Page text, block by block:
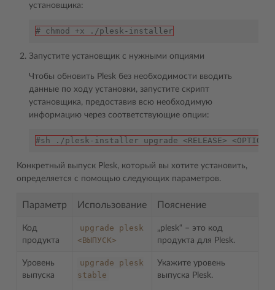
установщика:
# chmod +x ./plesk-installer
Запустите установщик с нужными опциями
Чтобы обновить Plesk без необходимости вводить
данные по ходу установки, запустите скрипт
установщика, предоставив всю необходимую
информацию через соответствующие опции:
#sh ./plesk-installer upgrade <RELEASE>
Конкретный выпуск Plesk, который вы хотите установить,
определяется с помощью следующих параметров.
Параметр Использование Пояснение
Код
продукта
upgrade
plesk
<ВЫПУСК>
„plesk“ – это код
продукта для Plesk.
Уровень
выпуска
upgrade
plesk
stable
Укажите уровень
выпуска Plesk.